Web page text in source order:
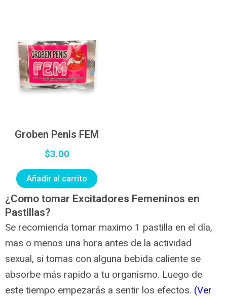
Groben Penis FEM
$3.00
Añadir al carrito
¿Como tomar Excitadores Femeninos en
Pastillas?
Se recomienda tomar maximo 1 pastilla en el día,
mas o menos una hora antes de la actividad
sexual, si tomas con alguna bebida caliente se
absorbe más rapido a tu organismo. Luego de
este tiempo empezarás a sentir los efectos. (Ver